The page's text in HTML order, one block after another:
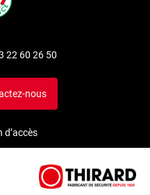
22 60 26 50
nous
d’accès